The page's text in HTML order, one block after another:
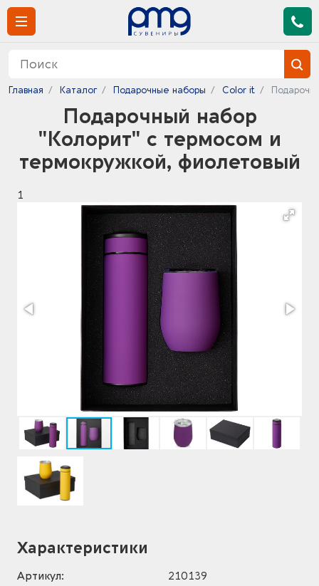
Главная Каталог Подарочные наборы Color it
Подарочный набор
"Колорит" с термосом и
термокружкой, фиолетовый
1
Характеристики
Артикул:
210139